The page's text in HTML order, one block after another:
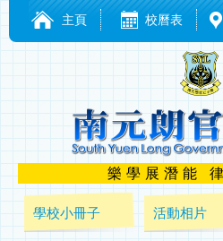
主頁 校曆表
樂學展潛能
學校小冊子 活動相片